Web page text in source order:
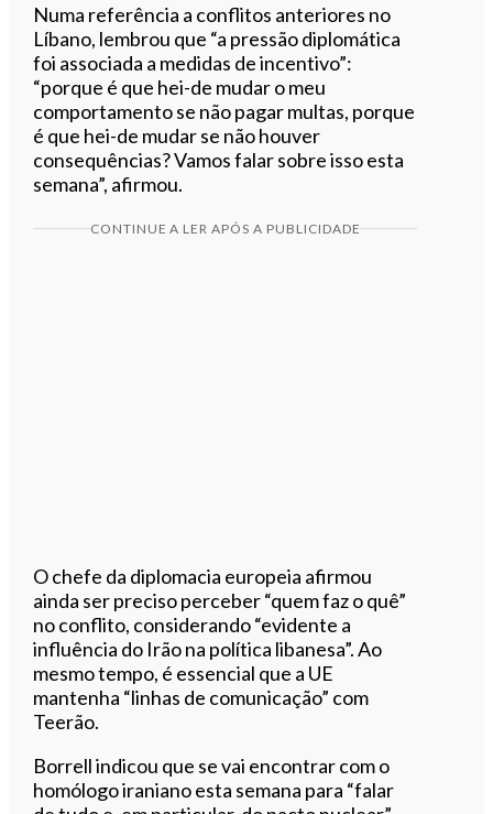
Numa referência a conflitos anteriores no
Líbano, lembrou que “a pressão diplomática
foi associada a medidas de incentivo”:
“porque é que hei-de mudar o meu
comportamento se não pagar multas, porque
é que hei-de mudar se não houver
consequências? Vamos falar sobre isso esta
semana”, afirmou.
CONTINUE A LER APÓS A PUBLICIDADE
O chefe da diplomacia europeia afirmou
ainda ser preciso perceber “quem faz o quê”
no conflito, considerando “evidente a
influência do Irão na política libanesa”. Ao
mesmo tempo, é essencial que a UE
mantenha “linhas de comunicação” com
Teerão.
Borrell indicou que se vai encontrar com o
homólogo iraniano esta semana para “falar